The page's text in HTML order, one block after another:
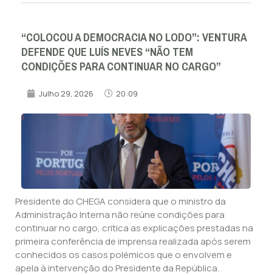
“COLOCOU A DEMOCRACIA NO LODO”: VENTURA
DEFENDE QUE LUÍS NEVES “NÃO TEM
CONDIÇÕES PARA CONTINUAR NO CARGO”
Julho 29, 2026 20:09
Presidente do CHEGA considera que o ministro da
Administração Interna não reúne condições para
continuar no cargo, critica as explicações prestadas na
primeira conferência de imprensa realizada após serem
conhecidos os casos polémicos que o envolvem e
apela à intervenção do Presidente da República.